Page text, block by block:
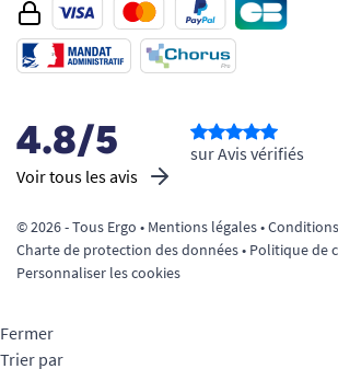
4.8/5
Voir tous les avis
sur Avis vérifiés
© 2026 - Tous Ergo • Mentions légales•
Charte de protection des données• Politique de
Personnaliser les cookies
Fermer
Trier par